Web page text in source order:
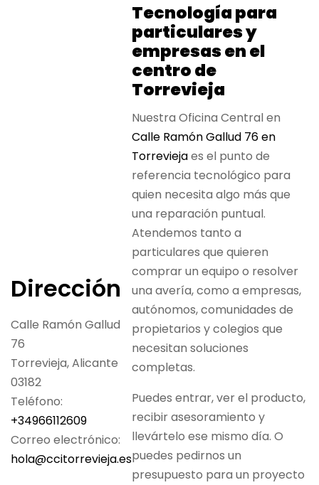
Dirección
Calle Ramón Gallud
76
Torrevieja,Alicante
03182
Teléfono:
+34966112609
Correo electrónico:
hola@ccitorrevieja.es
Tecnología para
particulares y
empresas en el
centro de
Torrevieja
Nuestra Oficina Central en
Calle Ramón Gallud 76 en
Torreviejaes el punto de
referencia tecnológico para
quien necesita algo más que
una reparación puntual.
Atendemos tanto a
particulares que quieren
comprar un equipo o resolver
una avería, como a empresas,
autónomos, comunidades de
propietarios y colegios que
necesitan soluciones
completas.
Puedes entrar, ver el producto,
recibir asesoramiento y
llevártelo ese mismo día. O
puedes pedirnos un
presupuesto para un proyecto